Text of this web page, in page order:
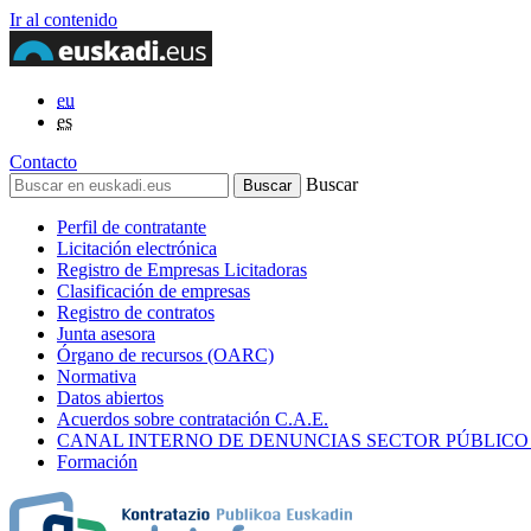
Ir al contenido
eu
es
Contacto
Buscar
Perfil de contratante
Licitación electrónica
Registro de Empresas Licitadoras
Clasificación de empresas
Registro de contratos
Junta asesora
Órgano de recursos (OARC)
Normativa
Datos abiertos
Acuerdos sobre contratación C.A.E.
CANAL INTERNO DE DENUNCIAS SECTOR
Formación